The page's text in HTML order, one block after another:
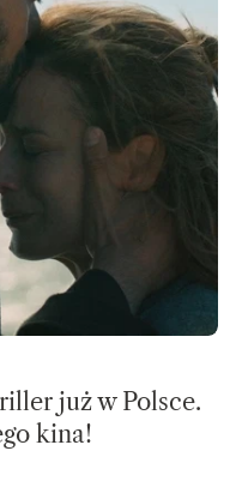
już w Polsce.
kina!